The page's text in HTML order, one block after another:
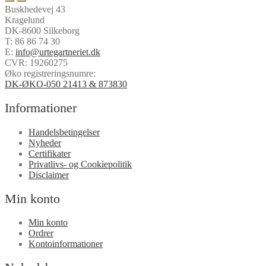
Buskhedevej 43
Kragelund
DK-8600 Silkeborg
T: 86 86 74 30
E: info@urtegartneriet.dk
CVR: 19260275
Øko registreringsnumre:
DK-ØKO-050 21413 & 873830
Informationer
Handelsbetingelser
Nyheder
Certifikater
Privatlivs- og Cookiepolitik
Disclaimer
Min konto
Min konto
Ordrer
Kontoinformationer